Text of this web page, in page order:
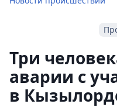
Три
аварии с
в